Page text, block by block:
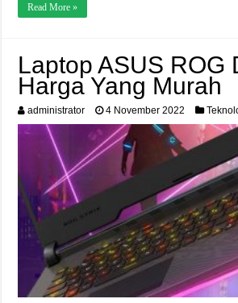
Read More »
Laptop ASUS ROG
Harga Yang Murah
administrator 4 November 2022